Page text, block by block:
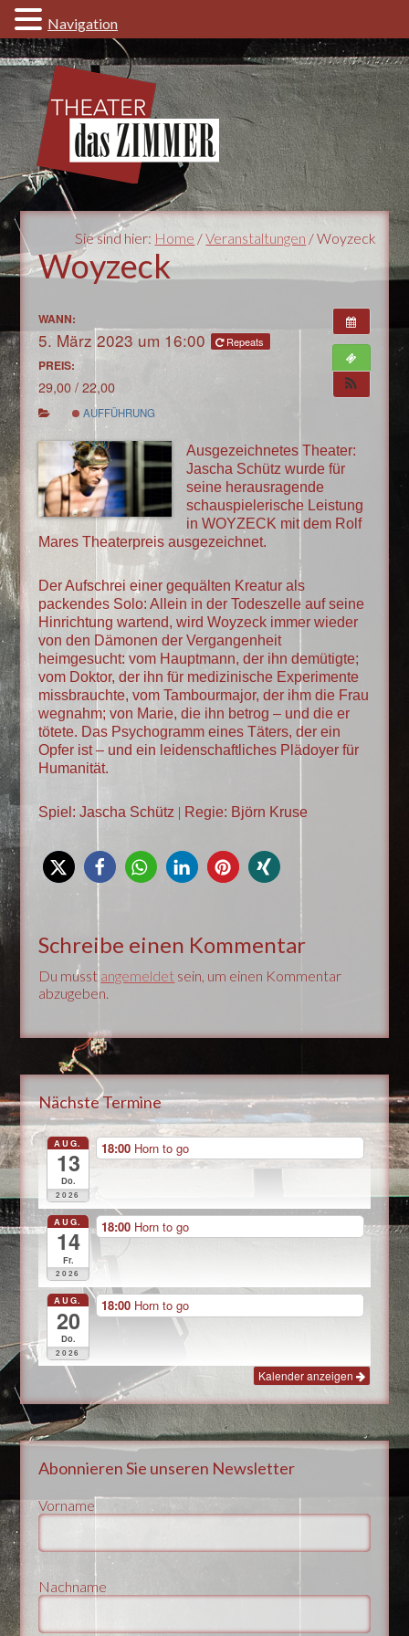
Sie sind hier: Home /Veranstaltungen / Woyzeck
Woyzeck
WANN:
5. März 2023 um 16:00 Repeats
PREIS:
29,00 / 22,00
AUFFÜHRUNG
Ausgezeichnetes Theater:
Jascha Schütz wurde für
seine herausragende
schauspielerische Leistung
in WOYZECK mit dem Rolf
Mares Theaterpreis ausgezeichnet.
Der Aufschrei einer gequälten Kreatur als
packendes Solo: Allein in der Todeszelle auf seine
Hinrichtung wartend, wird Woyzeck immer wieder
von den Dämonen der Vergangenheit
heimgesucht: vom Hauptmann, der ihn demütigte;
vom Doktor, der ihn für medizinische Experimente
missbrauchte, vom Tambourmajor, der ihm die Frau
wegnahm; von Marie, die ihn betrog – und die er
tötete. Das Psychogramm eines Täters, der ein
Opfer ist – und ein leidenschaftliches Plädoyer für
Humanität.
Spiel: Jascha Schütz | Regie: Björn Kruse
Schreibe einen Kommentar
Du musstangemeldet sein, um einen Kommentar
abzugeben.
Nächste Termine
AUG.
13
Do.
2026
18:00 Horn to go
AUG.
14
Fr.
2026
18:00 Horn to go
AUG.
20
Do.
2026
18:00 Horn to go
Kalender anzeigen
Abonnieren Sie unseren Newsletter
Vorname
Nachname
Navigation